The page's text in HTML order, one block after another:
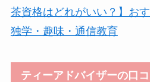
茶資格はどれがいい？】お
独学・趣味・通信教育
ティーアドバイザーの口